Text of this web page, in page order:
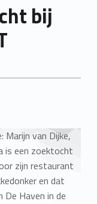
bij
Marijn van Dijke,
is een zoektocht
zijn restaurant
en dat
De Haven in de